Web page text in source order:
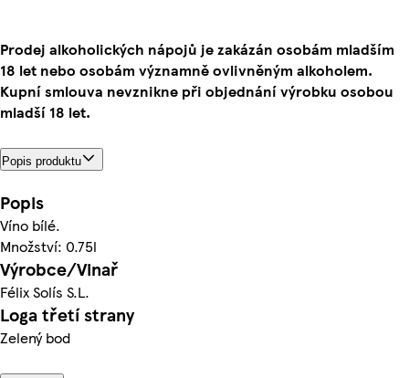
Prodej alkoholických nápojů je zakázán osobám mladším
18 let nebo osobám významně ovlivněným alkoholem.
Kupní smlouva nevznikne při objednání výrobku osobou
mladší 18 let.
Popis produktu
Popis
Víno bílé.
Množství: 0.75l
Výrobce/Vinař
Félix Solís S.L.
Loga třetí strany
Zelený bod